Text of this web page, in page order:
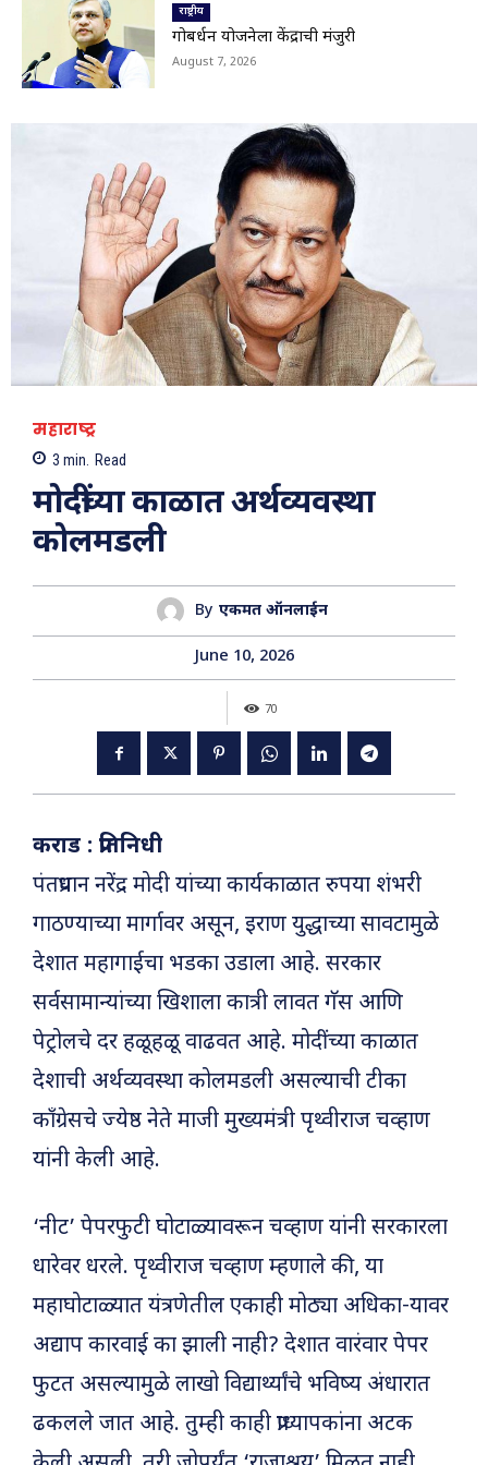
चौक अतिक्रमणमुक्त
01:29
Viral Video: सहस्त्रकुंड धबधब्याचा मन मोहून टाकणारा
ड्रोन व्ह्यू
01:28
राष्ट्रीय
गोबर्धन योजनेला केंद्राची मंजुरी
August 7, 2026